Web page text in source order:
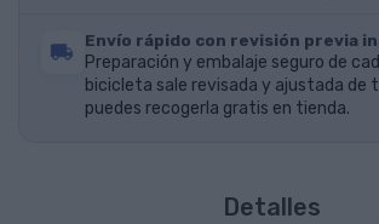
Envío rápido con revisión previa
Preparación y embalaje seguro de
bicicleta sale revisada y ajustada de
puedes recogerla gratis en tienda.
Detalles